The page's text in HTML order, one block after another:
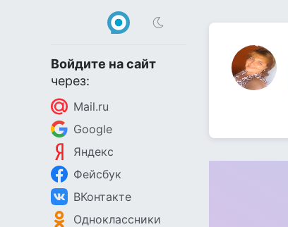
Войдите на сайт
через:
Mail.ru
Google
Яндекс
Фейсбук
ВКонтакте
Одноклассники